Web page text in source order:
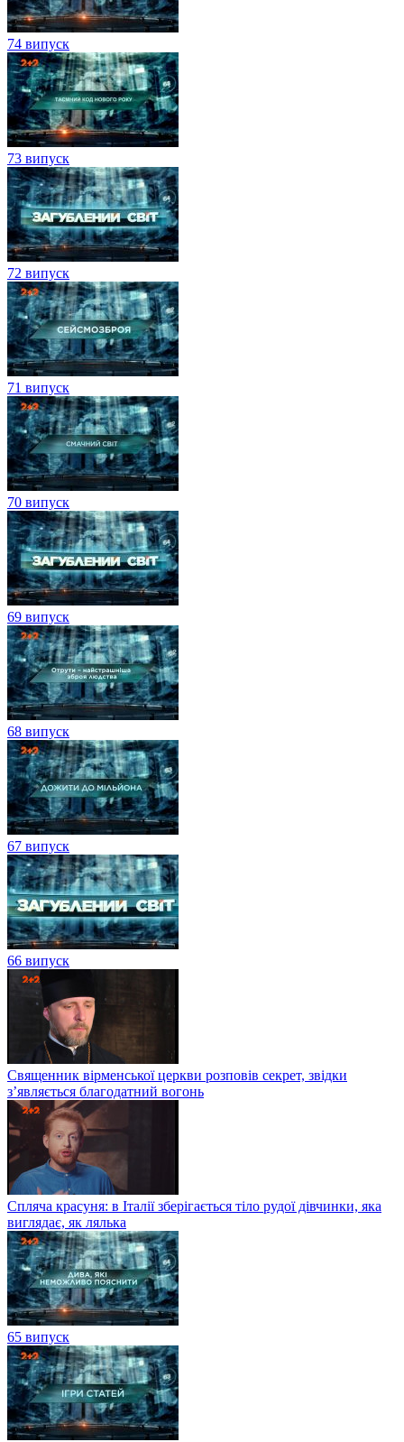
74 випуск
73 випуск
72 випуск
71 випуск
70 випуск
69 випуск
68 випуск
67 випуск
66 випуск
Священник вірменської церкви розповів секрет, звідки
з’являється благодатний вогонь
Спляча красуня: в Італії зберігається тіло рудої дівчинки, яка
виглядає, як лялька
65 випуск